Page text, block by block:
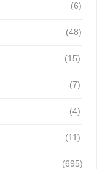
(6)
(48)
(15)
(7)
(4)
(11)
(695)